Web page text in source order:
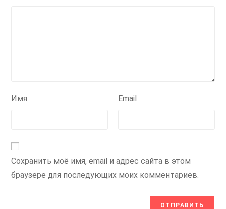
Имя Email
Сохранить моё имя, email и адрес сайта в этом
браузере для последующих моих комментариев.